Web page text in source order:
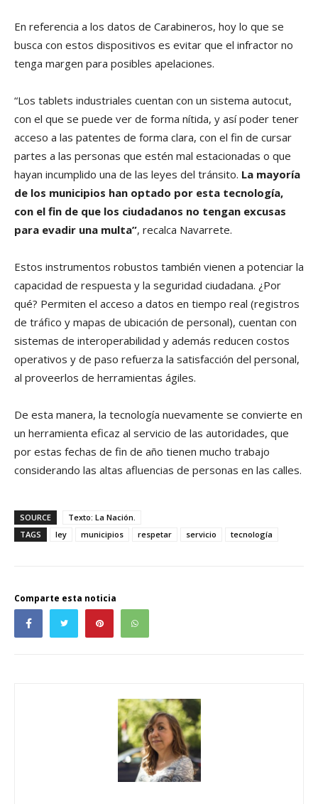
En referencia a los datos de Carabineros, hoy lo que se
busca con estos dispositivos es evitar que el infractor no
tenga margen para posibles apelaciones.
“Los tablets industriales cuentan con un sistema autocut,
con el que se puede ver de forma nítida, y así poder tener
acceso a las patentes de forma clara, con el fin de cursar
partes a las personas que estén mal estacionadas o que
hayan incumplido una de las leyes del tránsito. La mayoría
de los municipios han optado por esta tecnología,
con el fin de que los ciudadanos no tengan excusas
para evadir una multa”, recalca Navarrete.
Estos instrumentos robustos también vienen a potenciar la
capacidad de respuesta y la seguridad ciudadana. ¿Por
qué? Permiten el acceso a datos en tiempo real (registros
de tráfico y mapas de ubicación de personal), cuentan con
sistemas de interoperabilidad y además reducen costos
operativos y de paso refuerza la satisfacción del personal,
al proveerlos de herramientas ágiles.
De esta manera, la tecnología nuevamente se convierte en
un herramienta eficaz al servicio de las autoridades, que
por estas fechas de fin de año tienen mucho trabajo
considerando las altas afluencias de personas en las calles.
SOURCE
Texto: La Nación.
TAGS
ley municipios respetar servicio tecnología
Comparte esta noticia